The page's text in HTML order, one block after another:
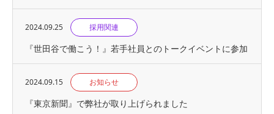
2024.09.25 採用関連
『世⽥⾕で働こう！』若手社員とのトークイベントに参加
2024.09.15 お知らせ
『東京新聞』で弊社が取り上げられました